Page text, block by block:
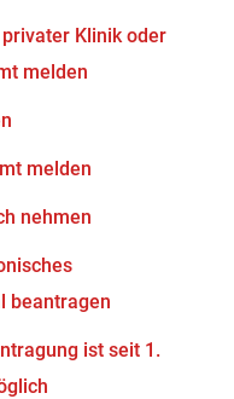
Klinik oder
melden
melden
nehmen
beantragen
ist seit 1.